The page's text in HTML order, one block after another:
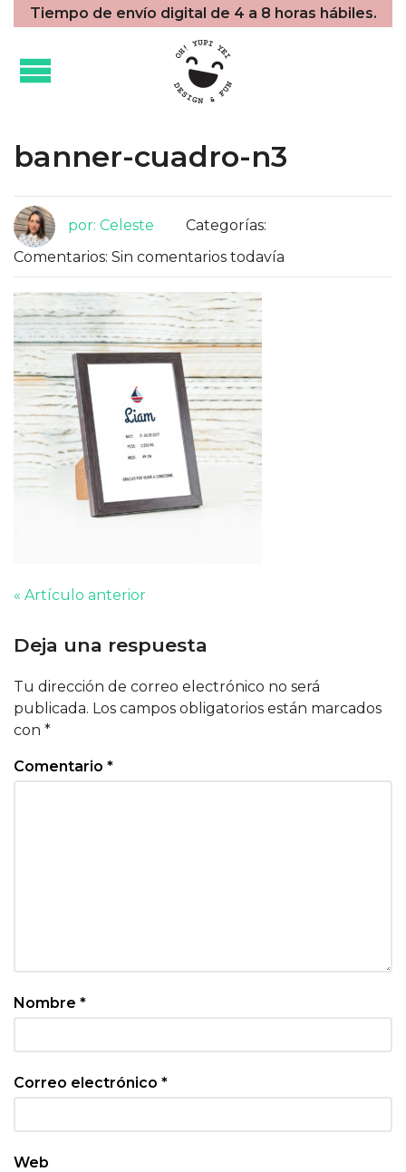
Tiempo de envío digital de 4 a 8 horas hábiles.
banner-cuadro-n3
por: Celeste
Categorías:
Comentarios: Sin comentarios todavía
« Artículo anterior
Deja una respuesta
Tu dirección de correo electrónico no será
publicada. Los campos obligatorios están marcados
con *
Comentario *
Nombre *
Correo electrónico *
Web